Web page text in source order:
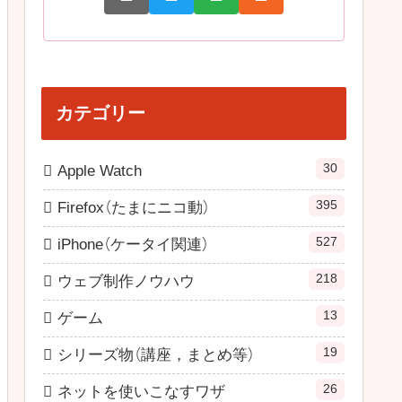
カテゴリー
Apple Watch 30
Firefox（たまにニコ動） 395
iPhone（ケータイ関連） 527
ウェブ制作ノウハウ 218
ゲーム 13
シリーズ物（講座，まとめ等） 19
ネットを使いこなすワザ 26